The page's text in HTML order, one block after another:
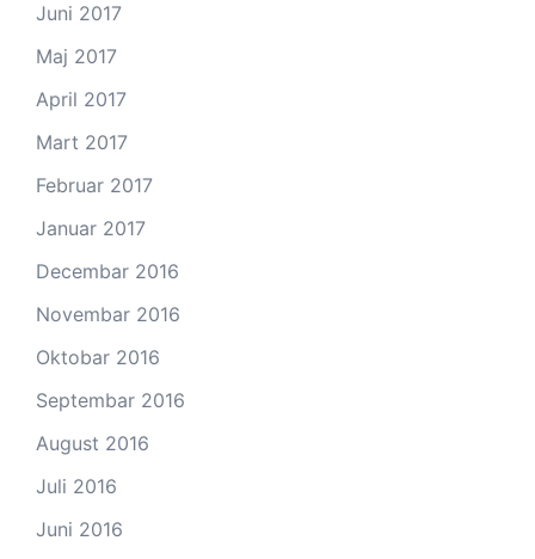
Juni 2017
Maj 2017
April 2017
Mart 2017
Februar 2017
Januar 2017
Decembar 2016
Novembar 2016
Oktobar 2016
Septembar 2016
August 2016
Juli 2016
Juni 2016